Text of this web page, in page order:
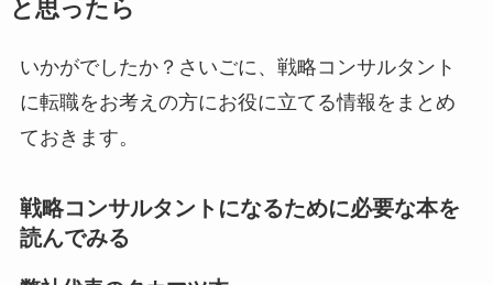
と思ったら
いかがでしたか？さいごに、戦略コンサルタント
に転職をお考えの方にお役に立てる情報をまとめ
ておきます。
戦略コンサルタントになるために必要な本を
読んでみる